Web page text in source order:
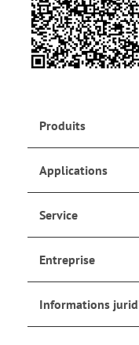
Produits
Applications
Service
Entreprise
Informations